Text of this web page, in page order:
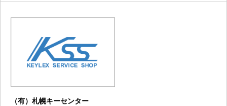
（有）札幌キーセンター